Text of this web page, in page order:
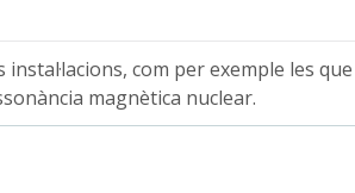
com per exemple les que
magnètica nuclear.